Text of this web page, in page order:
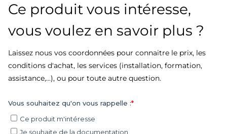
Ce produit vous intéresse,
vous voulez en savoir plus ?
Laissez nous vos coordonnées pour connaitre le prix, les
conditions d'achat, les services (installation, formation,
assistance,...), ou pour toute autre question.